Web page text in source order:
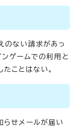
のない請求があっ
ンゲームでの利用と
ことはない。
らせメールが届い